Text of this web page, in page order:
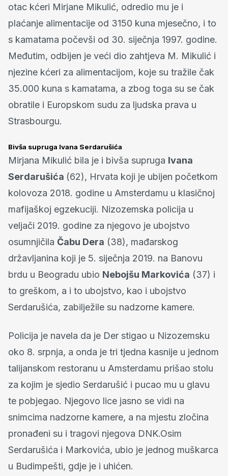
otac kćeri Mirjane Mikulić, odredio mu je i
plaćanje alimentacije od 3150 kuna mjesečno, i to
s kamatama počevši od 30. siječnja 1997. godine.
Međutim, odbijen je veći dio zahtjeva M. Mikulić i
njezine kćeri za alimentacijom, koje su tražile čak
35.000 kuna s kamatama, a zbog toga su se čak
obratile i Europskom sudu za ljudska prava u
Strasbourgu.
Bivša supruga Ivana Serdarušića
Mirjana Mikulić bila je i bivša supruga Ivana
Serdarušića (62), Hrvata koji je ubijen početkom
kolovoza 2018. godine u Amsterdamu u klasičnoj
mafijaškoj egzekuciji. Nizozemska policija u
veljači 2019. godine za njegovo je ubojstvo
osumnjičila Čabu Dera (38), mađarskog
državljanina koji je 5. siječnja 2019. na Banovu
brdu u Beogradu ubio Nebojšu Markovića (37) i
to greškom, a i to ubojstvo, kao i ubojstvo
Serdarušića, zabilježile su nadzorne kamere.
Policija je navela da je Der stigao u Nizozemsku
oko 8. srpnja, a onda je tri tjedna kasnije u jednom
talijanskom restoranu u Amsterdamu prišao stolu
za kojim je sjedio Serdarušić i pucao mu u glavu
te pobjegao. Njegovo lice jasno se vidi na
snimcima nadzorne kamere, a na mjestu zločina
pronađeni su i tragovi njegova DNK.Osim
Serdarušića i Markovića, ubio je jednog muškarca
u Budimpešti, gdje je i uhićen.